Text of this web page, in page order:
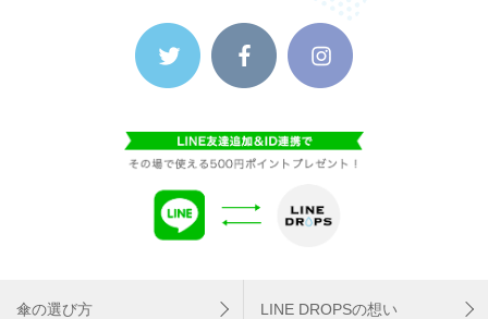
傘の選び方 LINE DROPSの想い